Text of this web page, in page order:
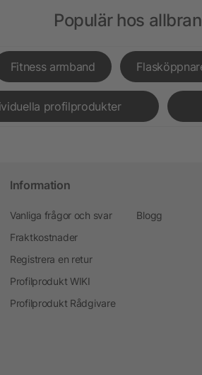
Populär hos
Fitness armband
profilprodukter
Information
Vanliga frågor och svar
Fraktkostnader
Registrera en retur
Profilprodukt WIKI
Profilprodukt Rådgivare
Blogg